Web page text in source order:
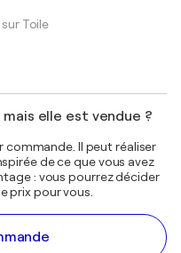
Toile
elle est vendue ?
commande. Il peut réaliser
de ce que vous avez
: vous pourrez décider
prix pour vous.